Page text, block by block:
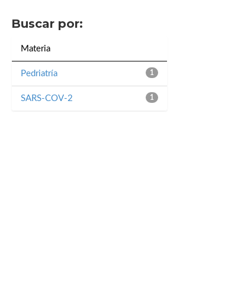
Buscar por:
Materia
1
Pedriatría
1
SARS-COV-2